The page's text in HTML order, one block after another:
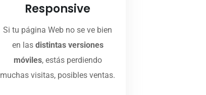
Responsive
Si tu página Web no se ve bien
en las distintas versiones
móviles, estás perdiendo
muchas visitas, posibles ventas.